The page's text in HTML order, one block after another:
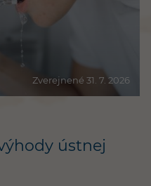
Zverejnené 31. 7. 2026
ústnej